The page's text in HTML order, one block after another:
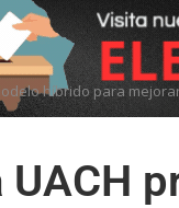
híbrido para